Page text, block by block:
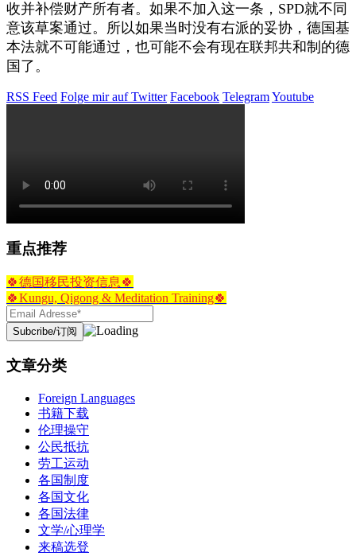
收并补偿财产所有者。如果不加入这一条，SPD就不同
意该草案通过。所以如果当时没有右派的妥协，德国基
本法就不可能通过，也可能不会有现在联邦共和制的德
国了。
RSS Feed Folge mir auf Twitter Facebook TelegramYoutube
重点推荐
🍀德国移民投资信息🍀
🍀Kungu, Qigong & Meditation Training🍀
文章分类
Foreign Languages
书籍下载
伦理操守
公民抵抗
劳工运动
各国制度
各国文化
各国法律
文学/心理学
来稿选登